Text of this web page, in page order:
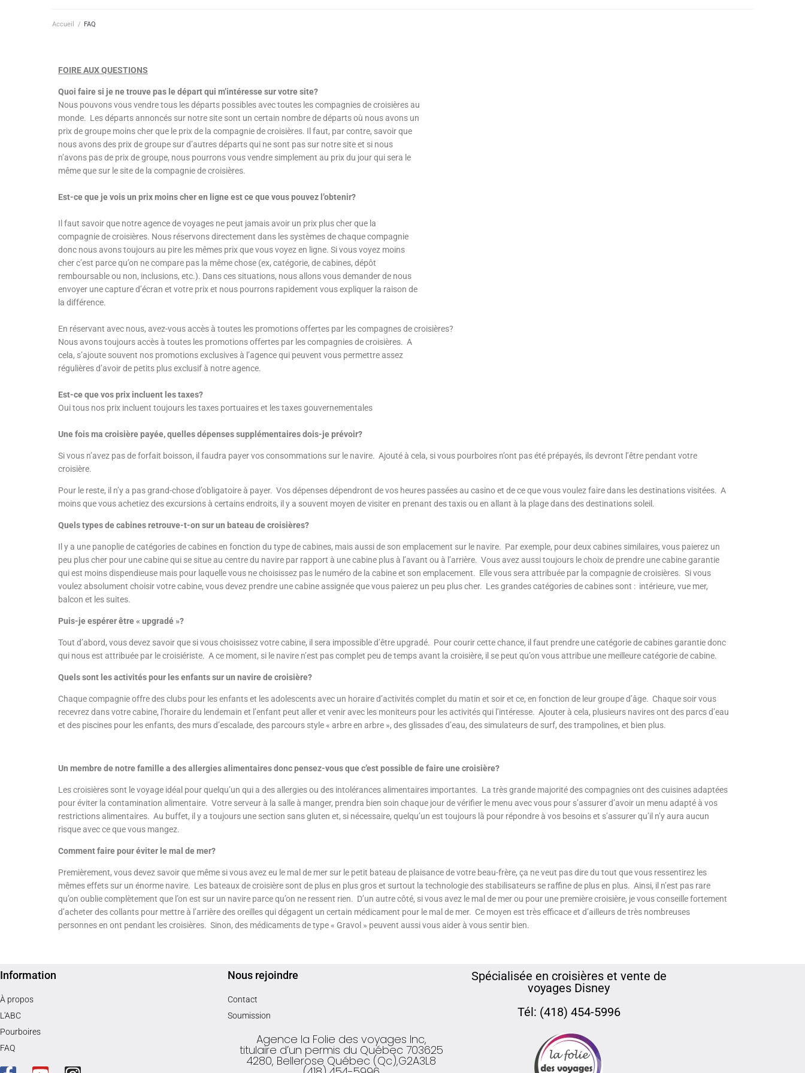
Accueil / FAQ
FOIRE AUX QUESTIONS
Quoi faire si je ne trouve pas le départ qui m’intéresse sur votre site?
Nous pouvons vous vendre tous les départs possibles avec toutes les compagnies de croisières au
monde. Les départs annoncés sur notre site sont un certain nombre de départs où nous avons un
prix de groupe moins cher que le prix de la compagnie de croisières. Il faut, par contre, savoir que
nous avons des prix de groupe sur d’autres départs qui ne sont pas sur notre site et si nous
n’avons pas de prix de groupe, nous pourrons vous vendre simplement au prix du jour qui sera le
même que sur le site de la compagnie de croisières.
Est-ce que je vois un prix moins cher en ligne est ce que vous pouvez l’obtenir?
Il faut savoir que notre agence de voyages ne peut jamais avoir un prix plus cher que la
compagnie de croisières. Nous réservons directement dans les systèmes de chaque compagnie
donc nous avons toujours au pire les mêmes prix que vous voyez en ligne. Si vous voyez moins
cher c’est parce qu’on ne compare pas la même chose (ex, catégorie, de cabines, dépôt
remboursable ou non, inclusions, etc.). Dans ces situations, nous allons vous demander de nous
envoyer une capture d’écran et votre prix et nous pourrons rapidement vous expliquer la raison de
la différence.
En réservant avec nous, avez-vous accès à toutes les promotions offertes par les compagnes decroisières?
Nous avons toujours accès à toutes les promotions offertes par les compagnies de croisières. A
cela, s’ajoute souvent nos promotions exclusives à l’agence qui peuvent vous permettre assez
régulières d’avoir de petits plus exclusif à notre agence.
Est-ce que vos prix incluent les taxes?
Oui tous nos prix incluent toujours les taxes portuaires et les taxes gouvernementales
Une fois ma croisière payée, quelles dépenses supplémentaires dois-je prévoir?
Si vous n’avez pas de forfait boisson, il faudra payer vos consommations sur le navire. Ajouté à cela, si vous pourboires n’ont pas été prépayés, ils devront l’être pendant votre
croisière.
Pour le reste, il n’y a pas grand-chose d’obligatoire à payer. Vos dépenses dépendront de vos heures passées au casino et de ce que vous voulez faire dans les destinations visitées. A
moins que vous achetiez des excursions à certains endroits, il y a souvent moyen de visiter en prenant des taxis ou en allant à la plage dans des destinations soleil.
Quels types de cabines retrouve-t-on sur un bateau de croisières?
Il y a une panoplie de catégories de cabines en fonction du type de cabines, mais aussi de son emplacement sur le navire. Par exemple, pour deux cabines similaires, vous paierez un
peu plus cher pour une cabine qui se situe au centre du navire par rapport à une cabine plus à l’avant ou à l’arrière. Vous avez aussi toujours le choix de prendre une cabine garantie
qui est moins dispendieuse mais pour laquelle vous ne choisissez pas le numéro de la cabine et son emplacement. Elle vous sera attribuée par la compagnie de croisières. Si vous
voulez absolument choisir votre cabine, vous devez prendre une cabine assignée que vous paierez un peu plus cher. Les grandes catégories de cabines sont : intérieure, vue mer,
balcon et les suites.
Puis-je espérer être « upgradé »?
Tout d’abord, vous devez savoir que si vous choisissez votre cabine, il sera impossible d’être upgradé. Pour courir cette chance, il faut prendre une catégorie de cabines garantie donc
qui nous est attribuée par le croisiériste. A ce moment, si le navire n’est pas complet peu de temps avant la croisière, il se peut qu’on vous attribue une meilleure catégorie de cabine.
Quels sont les activités pour les enfants sur un navire de croisière?
Chaque compagnie offre des clubs pour les enfants et les adolescents avec un horaire d’activités complet du matin et soir et ce, en fonction de leur groupe d’âge. Chaque soir vous
recevrez dans votre cabine, l’horaire du lendemain et l’enfant peut aller et venir avec les moniteurs pour les activités qui l’intéresse. Ajouter à cela, plusieurs navires ont des parcs d’eau
et des piscines pour les enfants, des murs d’escalade, des parcours style « arbre en arbre », des glissades d’eau, des simulateurs de surf, des trampolines, et bien plus.
Un membre de notre famille a des allergies alimentaires donc pensez-vous que c’est possible de faire une croisière?
Les croisières sont le voyage idéal pour quelqu’un qui a des allergies ou des intolérances alimentaires importantes. La très grande majorité des compagnies ont des cuisines adaptées
pour éviter la contamination alimentaire. Votre serveur à la salle à manger, prendra bien soin chaque jour de vérifier le menu avec vous pour s’assurer d’avoir un menu adapté à vos
restrictions alimentaires. Au buffet, il y a toujours une section sans gluten et, si nécessaire, quelqu’un est toujours là pour répondre à vos besoins et s’assurer qu’il n’y aura aucun
risque avec ce que vous mangez.
Comment faire pour éviter le mal de mer?
Premièrement, vous devez savoir que même si vous avez eu le mal de mer sur le petit bateau de plaisance de votre beau-frère, ça ne veut pas dire du tout que vous ressentirez les
mêmes effets sur un énorme navire. Les bateaux de croisière sont de plus en plus gros et surtout la technologie des stabilisateurs se raffine de plus en plus. Ainsi, il n’est pas rare
qu’on oublie complètement que l’on est sur un navire parce qu’on ne ressent rien. D’un autre côté, si vous avez le mal de mer ou pour une première croisière, je vous conseille fortement
d’acheter des collants pour mettre à l’arrière des oreilles qui dégagent un certain médicament pour le mal de mer. Ce moyen est très efficace et d’ailleurs de très nombreuses
personnes en ont pendant les croisières. Sinon, des médicaments de type « Gravol » peuvent aussi vous aider à vous sentir bien.
Information
À propos
L'ABC
Pourboires
FAQ
Nous rejoindre
Contact
Soumission
Agence la Folie des voyages Inc,
titulaire d’un permis du Québec 703625
4280, Bellerose Québec (Qc),G2A3L8
Spécialisée en croisières et vente de
voyages Disney
Tél: (418) 454-5996